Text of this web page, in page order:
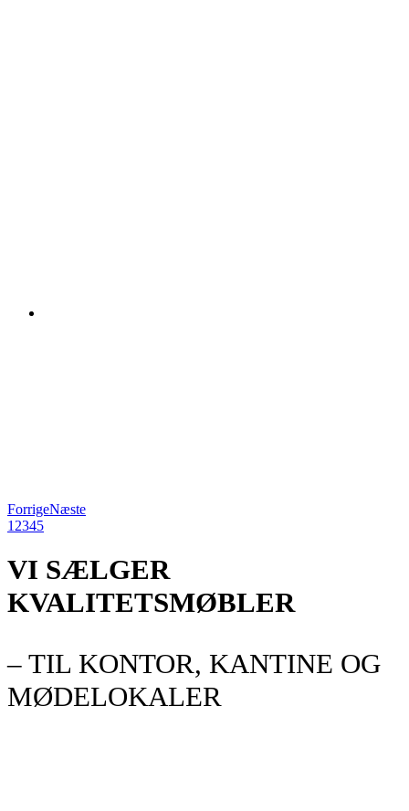
ForrigeNæste
12345
VI SÆLGER
KVALITETSMØBLER
– TIL KONTOR, KANTINE OG
MØDELOKALER